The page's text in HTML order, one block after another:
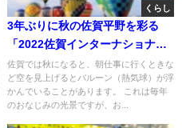
くらし
3年ぶりに秋の佐賀平野を彩る
「2022佐賀インターナショナル
バルーンフェスタ」が開催！
佐賀では秋になると、朝仕事に行くときな
ど空を見上げるとバルーン（熱気球）が浮
かんでいることがあります。 これは毎年
のおなじみの光景ですが、お...